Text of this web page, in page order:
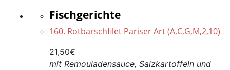
Fischgerichte
160. Rotbarschfilet Pariser Art (A,C,G,M,2,10)
21,50€
mit Remouladensauce, Salzkartoffeln und